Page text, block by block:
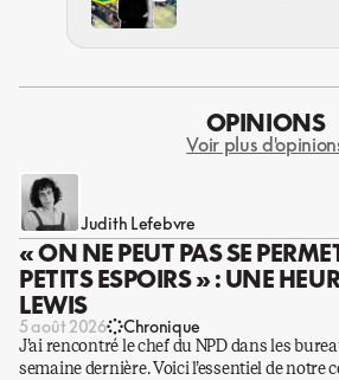
OPINIONS
Voir plus
Judith Lefebvre
« ON NE PEUT PAS SE
PETITS ESPOIRS » : UNE
LEWIS
5 août 2026 Chronique
J’ai rencontré le chef du NPD dans les
semaine dernière. Voici l’essentiel de notre